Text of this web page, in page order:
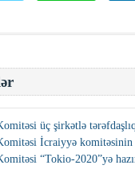
üç şirkətlə
İcraiyyə komitəsinin
“Tokio-2020”yə